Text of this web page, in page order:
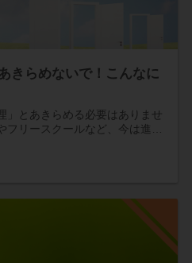
きらめないで！こんなに
」とあきらめる必要はありませ
フリースクールなど、今は進…